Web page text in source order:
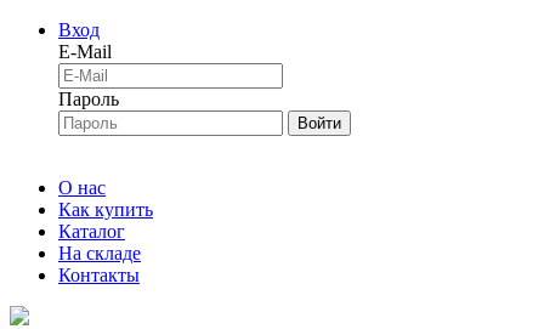
Вход
E-Mail
Пароль
Войти
О нас
Как купить
Каталог
На складе
Контакты